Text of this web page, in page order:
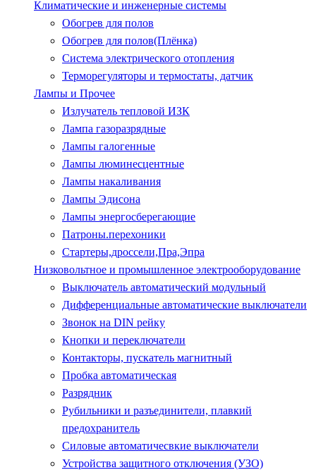
Климатические и инженерные системы
Обогрев для полов
Обогрев для полов(Плёнка)
Система электрического отопления
Терморегуляторы и термостаты, датчик
Лампы и Прочее
Излучатель тепловой ИЗК
Лампа газоразрядные
Лампы галогенные
Лампы люминесцентные
Лампы накаливания
Лампы Эдисона
Лампы энергосберегающие
Патроны.перехоники
Стартеры,дроссели,Пра,Эпра
Низковольтное и промышленное электрооборудование
Выключатель автоматический модульный
Дифференциальные автоматические выключатели
Звонок на DIN рейку
Кнопки и переключатели
Контакторы, пускатель магнитный
Пробка автоматическая
Разрядник
Рубильники и разъединители, плавкий
предохранитель
Силовые автоматичесвкие выключатели
Устройства защитного отключения (УЗО)